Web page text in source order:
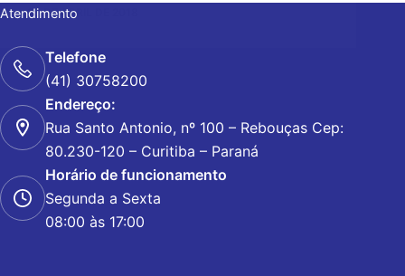
23 DE ABRIL DE 2018
Atendimento
Telefone
(41) 30758200
Endereço:
Rua Santo Antonio, nº 100 – Rebouças Cep:
80.230-120 – Curitiba – Paraná
Horário de funcionamento
Segunda a Sexta
08:00 às 17:00